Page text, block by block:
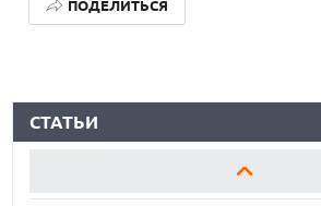
ПОДЕЛИТЬСЯ
СТАТЬИ
ОБЗОР МОНИТОРА MSI PRO MAX 271PHW